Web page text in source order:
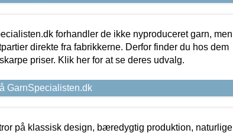
forhandler de ikke nyproduceret garn, men
direkte fra fabrikkerne. Derfor finder du hos dem
priser. Klik her for at se deres udvalg.
GarnSpecialisten.dk
på klassisk design, bæredygtig produktion, naturlige